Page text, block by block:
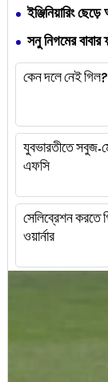
ইঞ্জিনিয়ারিং
সনু নিগমের
কেন দলে নেই গিল?
যুবভারতীতে সবুজ-
এফসি
সেলিব্রেশন করতে
ওয়ার্নার